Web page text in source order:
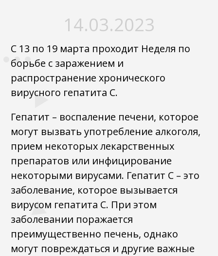
14.03.2023
С 13 по 19 марта проходит Неделя по
борьбе с заражением и
распространение хронического
вирусного гепатита С.
Гепатит – воспаление печени, которое
могут вызвать употребление алкоголя,
прием некоторых лекарственных
препаратов или инфицирование
некоторыми вирусами. Гепатит С – это
заболевание, которое вызывается
вирусом гепатита С. При этом
заболевании поражается
преимущественно печень, однако
могут повреждаться и другие важные